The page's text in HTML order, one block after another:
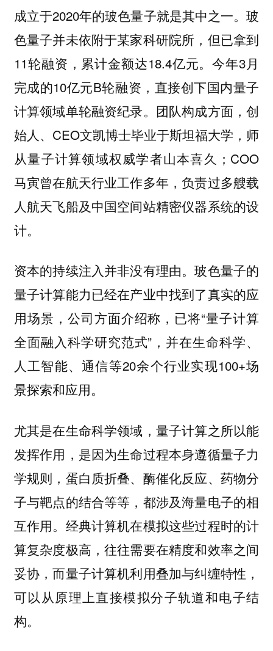
成立于2020年的玻色量子就是其中之一。玻
色量子并未依附于某家科研院所，但已拿到
11轮融资，累计金额达18.4亿元。今年3月
完成的10亿元B轮融资，直接创下国内量子
计算领域单轮融资纪录。团队构成方面，创
始人、CEO文凯博士毕业于斯坦福大学，师
从量子计算领域权威学者山本喜久；COO
马寅曾在航天行业工作多年，负责过多艘载
人航天飞船及中国空间站精密仪器系统的设
计。
资本的持续注入并非没有理由。玻色量子的
量子计算能力已经在产业中找到了真实的应
用场景，公司方面介绍称，已将“量子计算
全面融入科学研究范式”，并在生命科学、
人工智能、通信等20余个行业实现100+场
景探索和应用。
尤其是在生命科学领域，量子计算之所以能
发挥作用，是因为生命过程本身遵循量子力
学规则，蛋白质折叠、酶催化反应、药物分
子与靶点的结合等等，都涉及海量电子的相
互作用。经典计算机在模拟这些过程时的计
算复杂度极高，往往需要在精度和效率之间
妥协，而量子计算机利用叠加与纠缠特性，
可以从原理上直接模拟分子轨道和电子结
构。